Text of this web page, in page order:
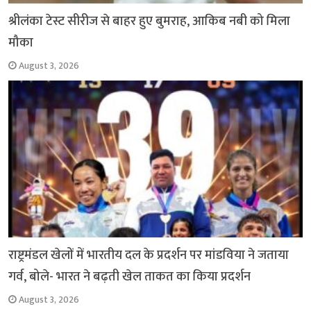
श्रीलंका टेस्ट सीरीज से बाहर हुए बुमराह, आकिब नबी को मिला
मौका
August 3, 2026
राष्ट्रमंडल खेलों में भारतीय दल के प्रदर्शन पर मांडविया ने जताया
गर्व, बोले- भारत ने बढ़ती खेल ताकत का किया प्रदर्शन
August 3, 2026